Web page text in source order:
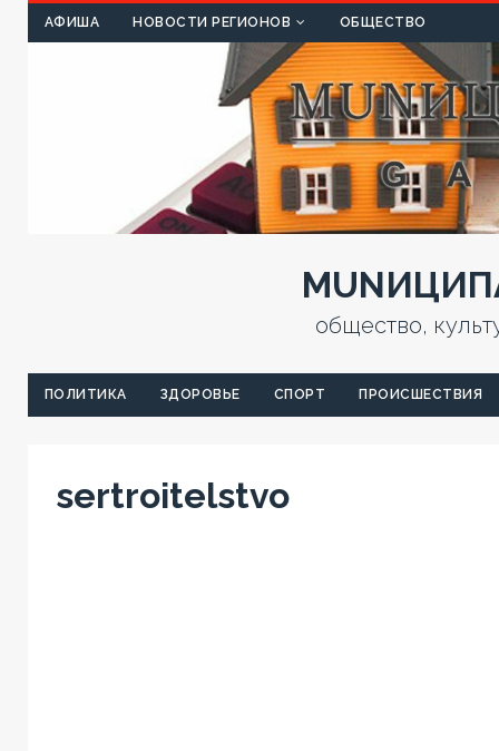
АФИША НОВОСТИ РЕГИОНОВ ОБЩЕСТВО
общество,
ПОЛИТИКА ЗДОРОВЬЕ СПОРТ ПРОИСШЕСТВИЯ
sertroitelstvo